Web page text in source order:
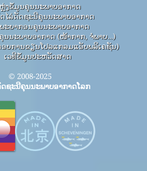
ງຂໍ້ມູນຄຸນນະພາບອາກາດ
ໄລ່ດັດຊະນີຄຸນນະພາບອາກາດ
ະຍາກອນຄຸນນະພາບອາກາດ
ນະພາບອາກາດ (ໜ້າກາກ, ຈໍພາບ…)
ອບການຂຽນໂປລແກລມແອັບພລິເຄຊັນ)
ເວທີຂໍ້ມູນປະຫວັດສາດ
© 2008-2025
ຊະນີຄຸນນະພາບອາກາດໂລກ